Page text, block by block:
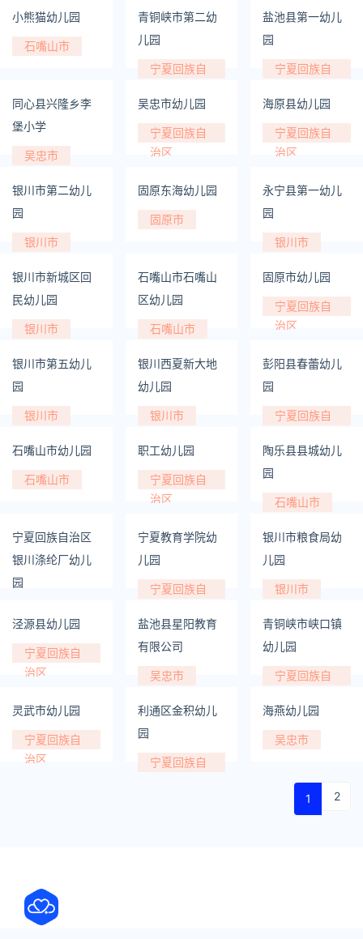
小熊猫幼儿园
石嘴山市
青铜峡市第二幼
儿园
宁夏回族自
盐池县第一幼儿
园
宁夏回族自
同心县兴隆乡李
堡小学
吴忠市
吴忠市幼儿园
宁夏回族自
治区
海原县幼儿园
宁夏回族自
治区
银川市第二幼儿
园
银川市
固原东海幼儿园
固原市
永宁县第一幼儿
园
银川市
银川市新城区回
民幼儿园
银川市
石嘴山市石嘴山
区幼儿园
石嘴山市
固原市幼儿园
宁夏回族自
治区
银川市第五幼儿
园
银川市
银川西夏新大地
幼儿园
银川市
彭阳县春蕾幼儿
园
宁夏回族自
石嘴山市幼儿园
石嘴山市
职工幼儿园
宁夏回族自
治区
陶乐县县城幼儿
园
石嘴山市
宁夏回族自治区
银川涤纶厂幼儿
园
宁夏教育学院幼
儿园
宁夏回族自
银川市粮食局幼
儿园
银川市
泾源县幼儿园
宁夏回族自
治区
盐池县星阳教育
有限公司
吴忠市
青铜峡市峡口镇
幼儿园
宁夏回族自
灵武市幼儿园
宁夏回族自
治区
利通区金积幼儿
园
宁夏回族自
海燕幼儿园
吴忠市
1 2